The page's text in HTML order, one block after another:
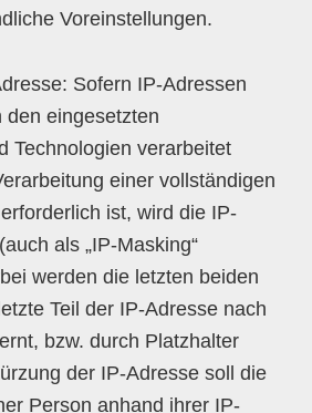
Voreinstellungen.
Sofern IP-Adressen
den eingesetzten
Technologien verarbeitet
einer vollständigen
ist, wird die IP-
als „IP-Masking“
werden die letzten beiden
Teil der IP-Adresse nach
bzw. durch Platzhalter
der IP-Adresse soll die
Person anhand ihrer IP-